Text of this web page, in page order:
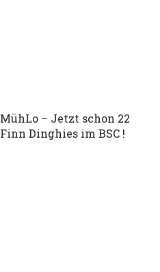
MühLo – Jetzt schon 22
Finn Dinghies im BSC !